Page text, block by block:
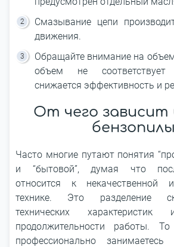
Смазывание цепи
движения.
Обращайте внимание на
объем не
снижается эффективность и
От чего зависит
бензопилы
Часто многие путают понятия
и “бытовой”, думая что
относится к некачественной
технике. Это разделение
технических характеристик
продолжительности работы.
профессионально занимаетесь